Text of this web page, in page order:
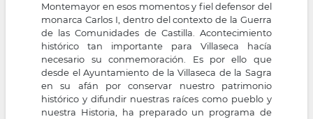
Montemayor en esos momentos y fiel defensor del
monarca Carlos I, dentro del contexto de la Guerra
de las Comunidades de Castilla. Acontecimiento
histórico tan importante para Villaseca hacía
necesario su conmemoración. Es por ello que
desde el Ayuntamiento de la Villaseca de la Sagra
en su afán por conservar nuestro patrimonio
histórico y difundir nuestras raíces como pueblo y
nuestra Historia, ha preparado un programa de